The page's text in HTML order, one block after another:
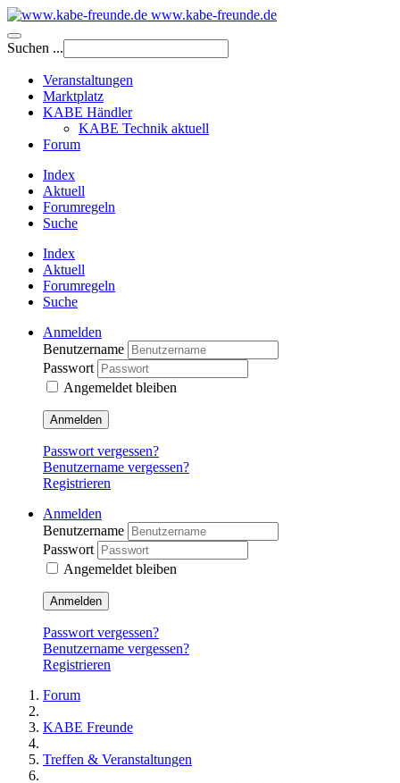
www.kabe-freunde.de
Suchen ...
Veranstaltungen
Marktplatz
KABE Händler
KABE Technik aktuell
Forum
Index
Aktuell
Forumregeln
Suche
Index
Aktuell
Forumregeln
Suche
Anmelden
Benutzername
Passwort
Angemeldet bleiben
Anmelden
Passwort vergessen?
Benutzername vergessen?
Registrieren
Anmelden
Benutzername
Passwort
Angemeldet bleiben
Anmelden
Passwort vergessen?
Benutzername vergessen?
Registrieren
Forum
KABE Freunde
Treffen & Veranstaltungen